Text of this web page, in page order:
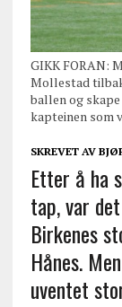
GIKK FORAN:
Mollestad
ballen og
kapteinen som
SKREVET AV
Etter å ha
tap, var
Birkenes
Hånes.
uventet